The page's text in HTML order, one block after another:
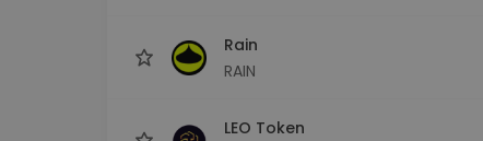
Rain
RAIN
LEO Token